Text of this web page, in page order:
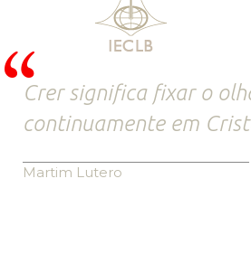
Crer significa fixar o
continuamente em
Martim Lutero